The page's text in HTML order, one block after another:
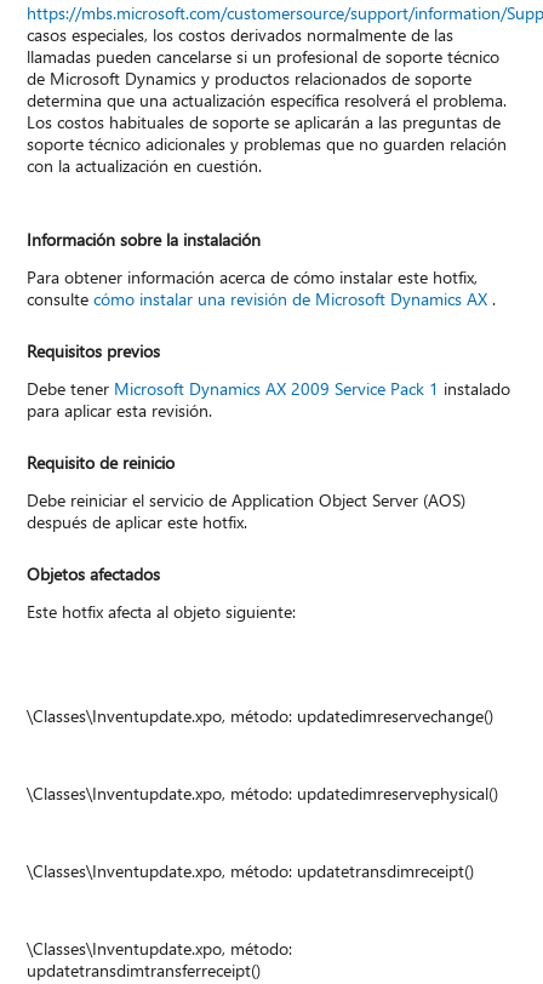
https://mbs.microsoft.com/customersource/support/information/
casos especiales, los costos derivados normalmente de las
llamadas pueden cancelarse si un profesional de soporte técnico
de Microsoft Dynamics y productos relacionados de soporte
determina que una actualización específica resolverá el problema.
Los costos habituales de soporte se aplicarán a las preguntas de
soporte técnico adicionales y problemas que no guarden relación
con la actualización en cuestión.
Información sobre la instalación
Para obtener información acerca de cómo instalar este hotfix,
consultecómo instalar una revisión de Microsoft Dynamics AX .
Requisitos previos
Debe tener Microsoft Dynamics AX 2009 Service Pack 1 instalado
para aplicar esta revisión.
Requisito de reinicio
Debe reiniciar el servicio de Application Object Server (AOS)
después de aplicar este hotfix.
Objetos afectados
Este hotfix afecta al objeto siguiente:
\Classes\Inventupdate.xpo, método: updatedimreservechange()
\Classes\Inventupdate.xpo, método: updatedimreservephysical()
\Classes\Inventupdate.xpo, método: updatetransdimreceipt()
\Classes\Inventupdate.xpo, método:
updatetransdimtransferreceipt()